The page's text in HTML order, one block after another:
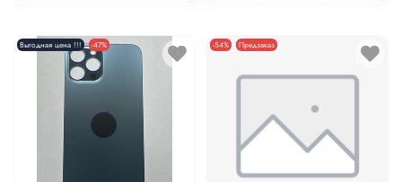
Выгодная цена !!! -47% -54% Предзаказ